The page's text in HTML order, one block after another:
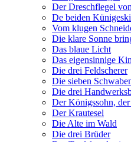
Der Dreschflegel
De beiden
Vom klugen
Die klare Sonne
Das blaue Licht
Das eigensinnige
Die drei Feldscherer
Die sieben
Die drei
Der Königssohn,
Der Krautesel
Die Alte im Wald
Die drei Brüder